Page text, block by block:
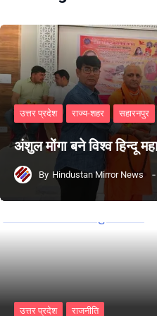
उत्तर प्रदेश राज्य-शहर सहारनपुर
अंशुल मोंगा बने विश्व हिन्दू
By Hindustan Mirror News
उत्तर प्रदेश राजनीति